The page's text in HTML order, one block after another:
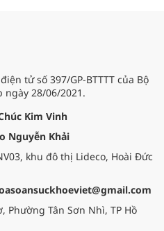
tử số 397/GP-BTTTT của Bộ
28/06/2021.
Kim Vinh
Nguyễn Khải
khu đô thị Lideco, Hoài Đức
Phường Tân Sơn Nhì, TP Hồ